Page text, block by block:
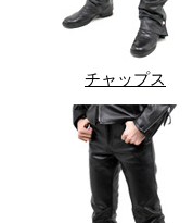
チャップス